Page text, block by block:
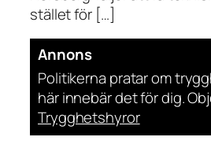
stället för […]
Annons
Politikerna pratar om
här innebär det för dig.
Trygghetshyror